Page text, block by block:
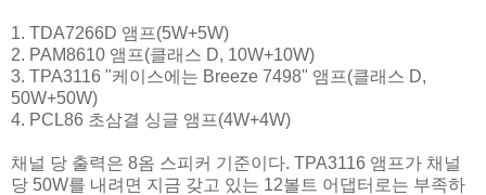
1. TDA7266D 앰프(5W+5W)
2. PAM8610 앰프(클래스 D, 10W+10W)
3. TPA3116 "케이스에는 Breeze 7498" 앰프(클래스 D,
50W+50W)
4. PCL86 초삼결 싱글 앰프(4W+4W)
채널 당 출력은 8옴 스피커 기준이다. TPA3116 앰프가 채널
당 50W를 내려면 지금 갖고 있는 12볼트 어댑터로는 부족하